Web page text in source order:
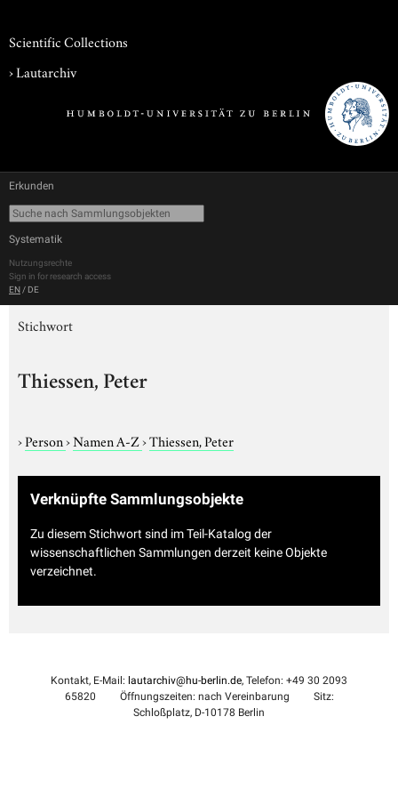
Scientific Collections
›Lautarchiv
Erkunden
Systematik
Nutzungsrechte
Sign in for research access
EN / DE
Stichwort
Thiessen, Peter
›Person›Namen A-Z›Thiessen, Peter
Verknüpfte Sammlungsobjekte
Zu diesem Stichwort sind im Teil-Katalog der
wissenschaftlichen Sammlungen derzeit keine Objekte
verzeichnet.
Kontakt, E-Mail: lautarchiv@hu-berlin.de, Telefon: +49 30 2093
65820
Öffnungszeiten: nach Vereinbarung
Sitz:
Schloßplatz, D-10178 Berlin